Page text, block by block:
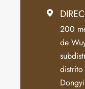

200
de